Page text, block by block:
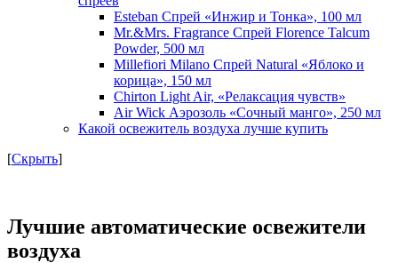
Esteban Спрей «Инжир и Тонка», 100 мл
Mr.&Mrs. Fragrance Спрей Florence Talcum
Powder, 500 мл
Millefiori Milano Спрей Natural «Яблоко и
корица», 150 мл
Chirton Light Air, «Релаксация чувств»
Air Wick Аэрозоль «Сочный манго», 250 мл
Какой освежитель воздуха лучше купить
[Скрыть]
Лучшие автоматические освежители
воздуха